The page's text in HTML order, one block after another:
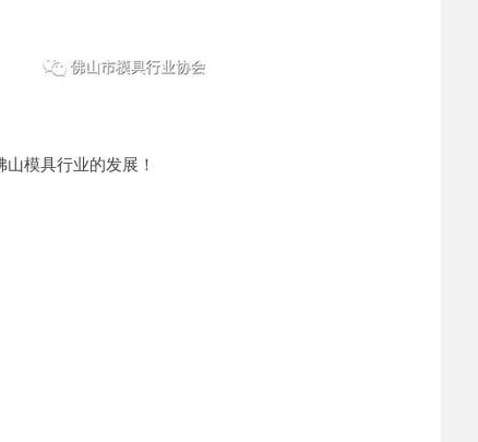
模具行业的发展！